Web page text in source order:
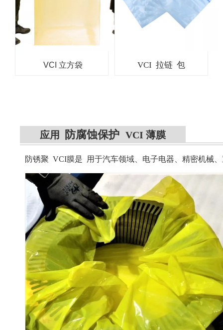
VCI 立方袋 VCI 拉链 包
应用 防腐蚀保护 VCI 薄膜
防锈聚 VCI膜是 用于汽车领域、电子电器、精密机械